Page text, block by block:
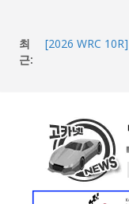
최
근:
[2026 WRC
[2026 WRC
공개… 본격 계
2026년 7월 국
증가
한국타이어, 안